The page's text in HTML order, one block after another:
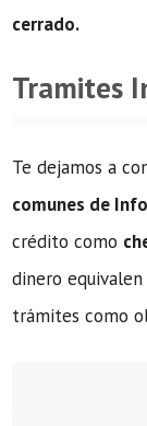
cerrado.
Tramites
Te dejamos a
comunes de
crédito como
dinero
trámites como